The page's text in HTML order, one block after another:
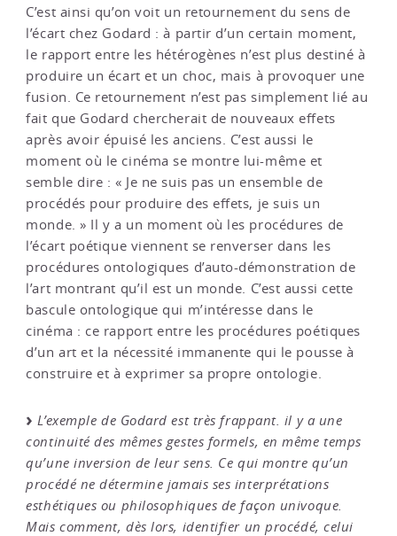
C’est ainsi qu’on voit un retournement du sens de
l’écart chez Godard : à partir d’un certain moment,
le rapport entre les hétérogènes n’est plus destiné à
produire un écart et un choc, mais à provoquer une
fusion. Ce retournement n’est pas simplement lié au
fait que Godard chercherait de nouveaux effets
après avoir épuisé les anciens. C’est aussi le
moment où le cinéma se montre lui-même et
semble dire : « Je ne suis pas un ensemble de
procédés pour produire des effets, je suis un
monde. » Il y a un moment où les procédures de
l’écart poétique viennent se renverser dans les
procédures ontologiques d’auto-démonstration de
l’art montrant qu’il est un monde. C’est aussi cette
bascule ontologique qui m’intéresse dans le
cinéma : ce rapport entre les procédures poétiques
d’un art et la nécessité immanente qui le pousse à
construire et à exprimer sa propre ontologie.
L’exemple de Godard est très frappant. il y a une
continuité des mêmes gestes formels, en même temps
qu’une inversion de leur sens. Ce qui montre qu’un
procédé ne détermine jamais ses interprétations
esthétiques ou philosophiques de façon univoque.
Mais comment, dès lors, identifier un procédé, celui